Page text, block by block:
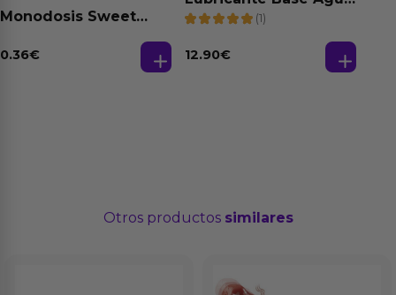
Monodosis Sweet
0.36€
100% Natural 125 ml
(1)
12.90€
Otros productos similares